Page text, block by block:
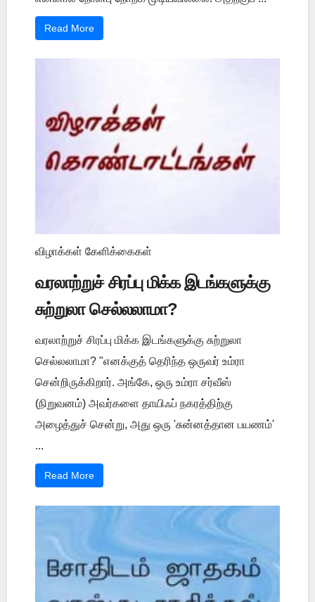
Read More
விழாக்கள் கேளிக்கைகள்
வரலாற்றுச் சிரப்பு மிக்க இடங்களுக்கு
சுற்றுலா செல்லலாமா?
வரலாற்றுச் சிரப்பு மிக்க இடங்களுக்கு சுற்றுலா
செல்லலாமா? "எனக்குத் தெரிந்த ஒருவர் உம்ரா
சென்றிருக்கிறார். அங்கே, ஒரு உம்ரா சர்வீஸ்
(நிறுவனம்) அவர்களை தாயிஃப் நகரத்திற்கு
அழைத்துச் சென்று, அது ஒரு 'சுன்னத்தான பயணம்'
...
Read More